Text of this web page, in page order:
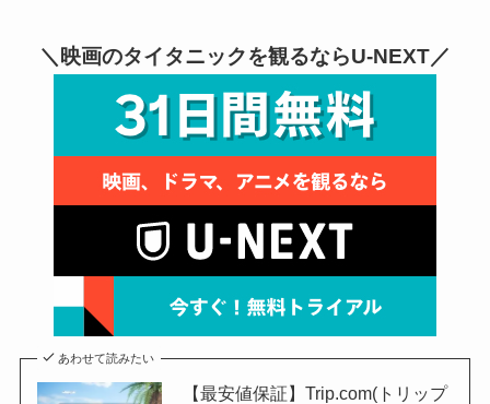
＼映画のタイタニックを観るならU-NEXT／
あわせて読みたい
【最安値保証】Trip.com(トリップ